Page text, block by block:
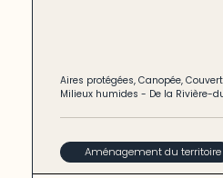
Aires protégées,Canopée,
Milieux humides - De la Rivière-
Aménagement du territoire